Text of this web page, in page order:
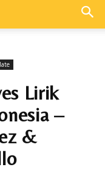
Lirik
–
&